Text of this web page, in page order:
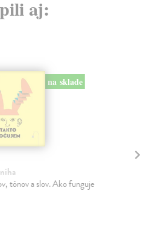
aj:
na sklade
tónov a slov. Ako funguje